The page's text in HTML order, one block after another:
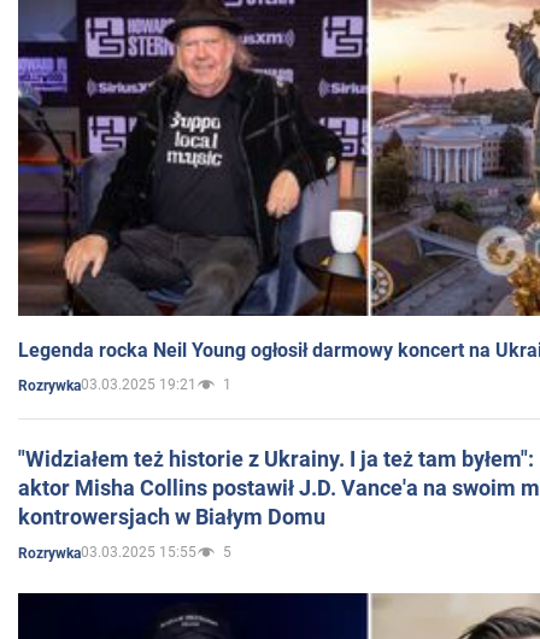
Legenda rocka Neil Young ogłosił darmowy koncert na
Rozrywka03.03.2025 19:21 1
"Widziałem też historie z Ukrainy. I ja też tam
aktor Misha Collins postawił J.D. Vance'a na swoim
kontrowersjach w Białym Domu
Rozrywka03.03.2025 15:55 5